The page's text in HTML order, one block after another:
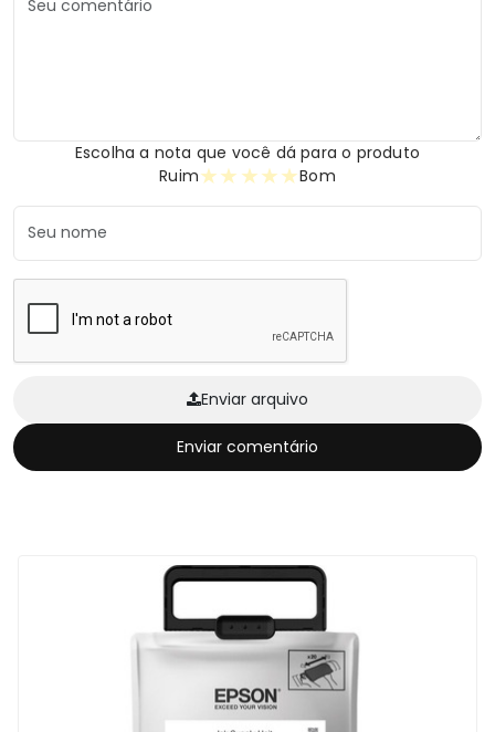
Escolha a nota que você dá para o produto
Ruim
★
★
★
★
★ Bom
Enviar arquivo
Enviar comentário